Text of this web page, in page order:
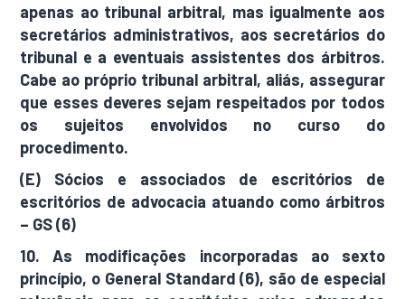
apenas ao tribunal arbitral, mas igualmente aos
secretários administrativos, aos secretários do
tribunal e a eventuais assistentes dos árbitros.
Cabe ao próprio tribunal arbitral, aliás, assegurar
que esses deveres sejam respeitados por todos
os sujeitos envolvidos no curso do
procedimento.
(E) Sócios e associados de escritórios de
escritórios de advocacia atuando como árbitros
– GS (6)
10. As modificações incorporadas ao sexto
princípio, o General Standard (6), são de especial